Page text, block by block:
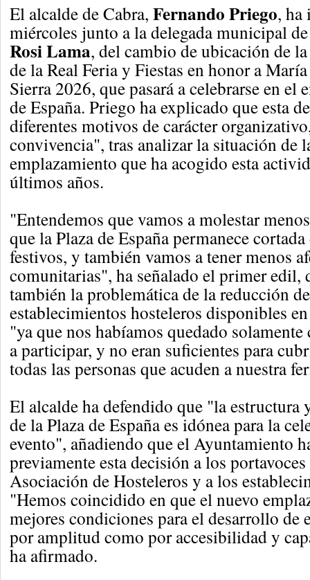
El alcalde de Cabra, Fernando Priego, ha
miércoles junto a la delegada municipal
Rosi Lama, del cambio de ubicación de
de la Real Feria y Fiestas en honor a
Sierra 2026, que pasará a celebrarse en el
de España. Priego ha explicado que esta
diferentes motivos de carácter
convivencia", tras analizar la situación de
emplazamiento que ha acogido esta
últimos años.
"Entendemos que vamos a molestar
que la Plaza de España permanece
festivos, y también vamos a tener menos
comunitarias", ha señalado el primer edil,
también la problemática de la reducción
establecimientos hosteleros disponibles
"ya que nos habíamos quedado
a participar, y no eran suficientes para
todas las personas que acuden a nuestra
El alcalde ha defendido que "la estructura
de la Plaza de España es idónea para la
evento", añadiendo que el Ayuntamiento
previamente esta decisión a los
Asociación de Hosteleros y a los
"Hemos coincidido en que el nuevo
mejores condiciones para el desarrollo de
por amplitud como por accesibilidad y
ha afirmado.